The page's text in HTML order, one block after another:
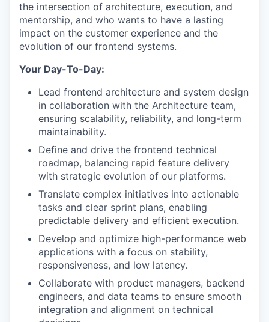
the intersection of architecture, execution, and
mentorship, and who wants to have a lasting
impact on the customer experience and the
evolution of our frontend systems.
Your Day-To-Day:
Lead frontend architecture and system design
in collaboration with the Architecture team,
ensuring scalability, reliability, and long-term
maintainability.
Define and drive the frontend technical
roadmap, balancing rapid feature delivery
with strategic evolution of our platforms.
Translate complex initiatives into actionable
tasks and clear sprint plans, enabling
predictable delivery and efficient execution.
Develop and optimize high-performance web
applications with a focus on stability,
responsiveness, and low latency.
Collaborate with product managers, backend
engineers, and data teams to ensure smooth
integration and alignment on technical